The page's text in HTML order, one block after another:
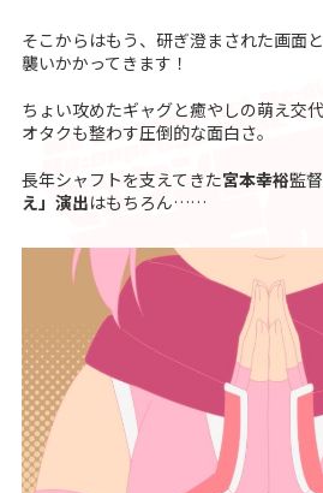
そこからはもう、研ぎ澄まされた画面
襲いかかってきます！
ちょい攻めたギャグと癒やしの萌え交
オタクも整わす圧倒的な面白さ。
長年シャフトを支えてきた宮本幸裕監
え」演出はもちろん……